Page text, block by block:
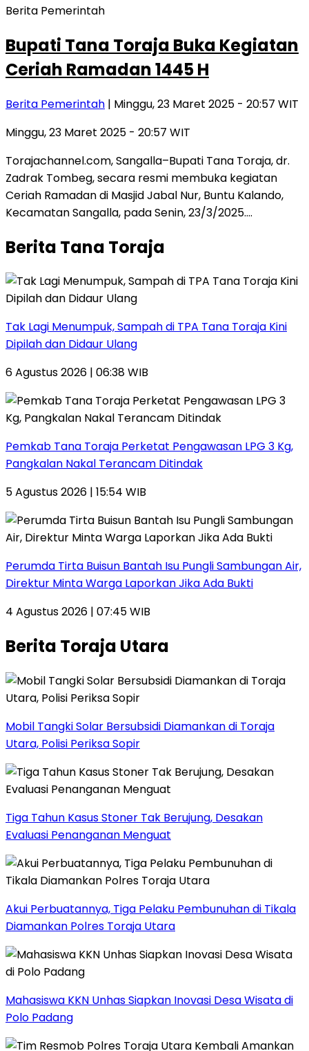
Berita Pemerintah
Bupati Tana Toraja Buka Kegiatan
Ceriah Ramadan 1445 H
Berita Pemerintah | Minggu, 23 Maret 2025 - 20:57 WIT
Minggu, 23 Maret 2025 - 20:57 WIT
Torajachannel.com, Sangalla–Bupati Tana Toraja, dr.
Zadrak Tombeg, secara resmi membuka kegiatan
Ceriah Ramadan di Masjid Jabal Nur, Buntu Kalando,
Kecamatan Sangalla, pada Senin, 23/3/2025….
Berita Tana Toraja
Tak Lagi Menumpuk, Sampah di TPA Tana Toraja Kini
Dipilah dan Didaur Ulang
6 Agustus 2026 | 06:38 WIB
Pemkab Tana Toraja Perketat Pengawasan LPG 3 Kg,
Pangkalan Nakal Terancam Ditindak
5 Agustus 2026 | 15:54 WIB
Perumda Tirta Buisun Bantah Isu Pungli Sambungan Air,
Direktur Minta Warga Laporkan Jika Ada Bukti
4 Agustus 2026 | 07:45 WIB
Berita Toraja Utara
Mobil Tangki Solar Bersubsidi Diamankan di Toraja
Utara, Polisi Periksa Sopir
Tiga Tahun Kasus Stoner Tak Berujung, Desakan
Evaluasi Penanganan Menguat
Akui Perbuatannya, Tiga Pelaku Pembunuhan di Tikala
Diamankan Polres Toraja Utara
Mahasiswa KKN Unhas Siapkan Inovasi Desa Wisata di
Polo Padang